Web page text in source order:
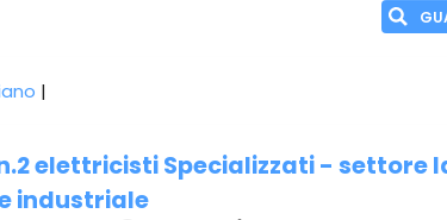
|
elettricisti Specializzati - settore
industriale